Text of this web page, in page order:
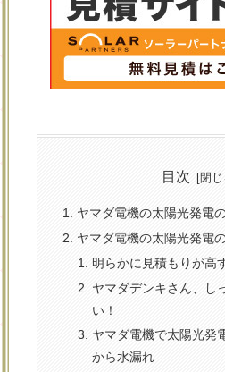
目次
ヤマダ電機の太陽光発電
ヤマダ電機の太陽光発電
明らかに見積もりが高
ヤマダデンキさん、し
い！
ヤマダ電機で太陽光発
から水漏れ